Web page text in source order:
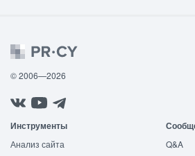
© 2006—2026
Инструменты
Анализ сайта
Q&A